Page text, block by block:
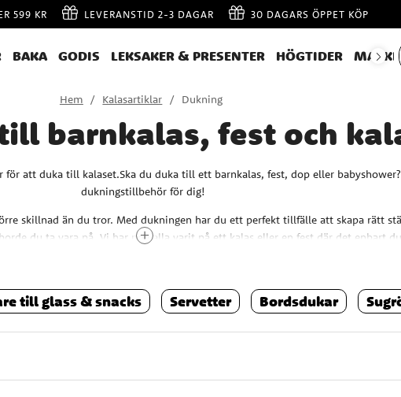
599 KR LEVERANSTID 2-3 DAGAR 30 DAGARS ÖPPET KÖP
BAKA GODIS LEKSAKER & PRESENTER HÖGTIDER
Hem Kalasartiklar Dukning
barnkalas, fest och
att duka till kalaset.Ska du duka till ett barnkalas, fest, dop eller
dukningstillbehör för dig!
skillnad än du tror. Med dukningen har du ett perfekt tillfälle att skapa rätt
du ta vara på. Vi har nog alla varit på ett kalas eller en fest där det enbart
färger, teman och stilar som låter dig förverkliga just din vision. Eller som
dig att forma din vision när du är på jakt efter inspiration.
Då har vi ett stort urval av dukningstillbehör med motiv som är populära
bara tallrikar, muggar och servetter, utan även bordsdukar, partyboxar och
som hör till dukningen.
till glass & snacks Servetter Bordsdukar